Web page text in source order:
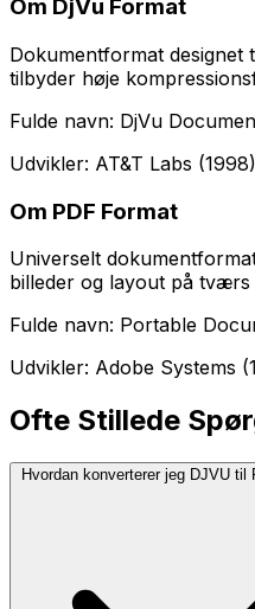
Om DjVu Format
Dokumentformat designet
tilbyder høje
Fulde navn: DjVu
Udvikler: AT&T Labs (1998)
Om PDF Format
Universelt
billeder og layout på
Fulde navn: Portable
Udvikler: Adobe Systems
Ofte Stillede
Hvordan konverterer jeg DJVU til